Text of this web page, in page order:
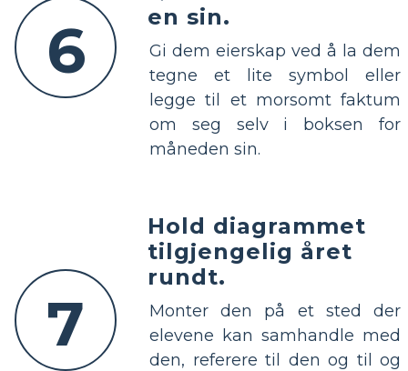
6
en sin.
Gi dem eierskap ved å la dem
tegne et lite symbol eller
legge til et morsomt faktum
om seg selv i boksen for
måneden sin.
7
Hold diagrammet
tilgjengelig året
rundt.
Monter den på et sted der
elevene kan samhandle med
den, referere til den og til og